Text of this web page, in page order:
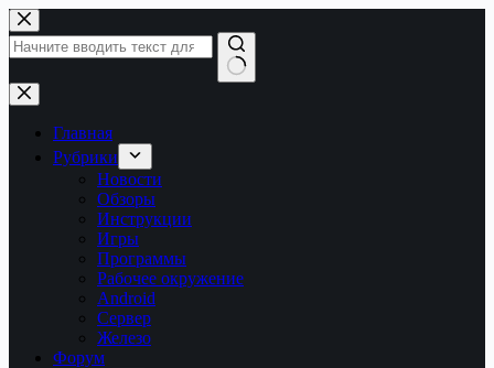
Перейти
к
сути
Ничего
не
найденоГлавная
Рубрики
Новости
Обзоры
Инструкции
Игры
Программы
Рабочее окружение
Android
Сервер
Железо
Форум